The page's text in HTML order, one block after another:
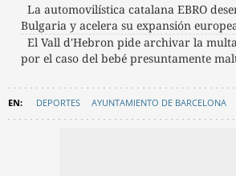
La automovilística catalana EBRO
Bulgaria y acelera su expansión
El Vall d'Hebron pide archivar la
por el caso del bebé presuntamente
DEPORTES AYUNTAMIENTO DE BARCELONA